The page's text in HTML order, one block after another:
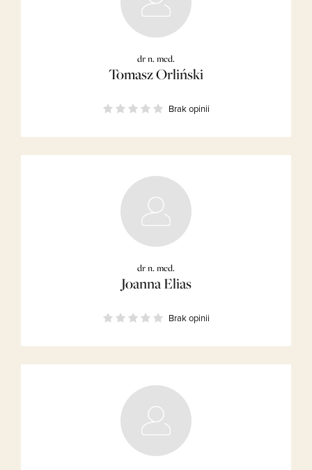
dr n. med.
Tomasz Orliński
Brak opinii
dr n. med.
Joanna Elias
Brak opinii